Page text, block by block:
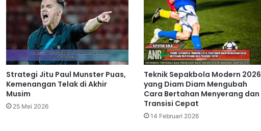
Strategi Jitu Paul Munster Puas,
Kemenangan Telak di Akhir
Musim
25 Mei 2026
Teknik Sepakbola Modern 2026
yang Diam Diam Mengubah
Cara Bertahan Menyerang dan
Transisi Cepat
14 Februari 2026